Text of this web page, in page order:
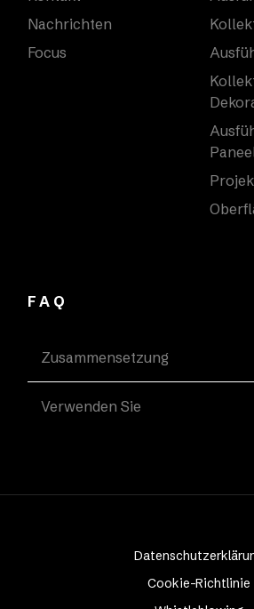
Nachrichten
Focus
FAQ
Zusammensetzung
Verwenden Sie
Cookie-Richtlinie